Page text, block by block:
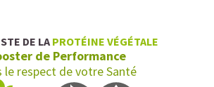
DE LA PROTÉINE VÉGÉTALE
de Performance
le respect de votre Santé